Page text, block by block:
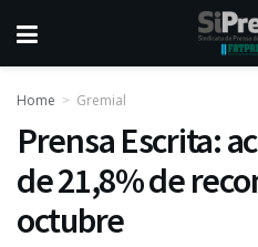
Home Gremial
Prensa Escrita:
de 21,8% de
octubre